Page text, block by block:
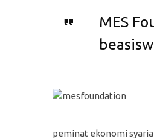
MES
peminat ekonomi